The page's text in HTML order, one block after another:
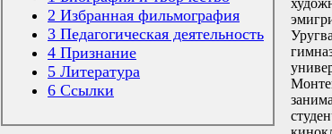
2 Избранная фильмография
3 Педагогическая деятельность
4 Признание
5 Литература
6 Ссылки